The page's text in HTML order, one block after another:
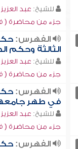
للشيخ: عبد العزيز
جزء من محاضرة (
الفهرس:
الثالثة وحكم
للشيخ: عبد العزيز
جزء من محاضرة (
الفهرس:
في طهر
للشيخ: عبد العزيز
جزء من محاضرة (
الفهرس: